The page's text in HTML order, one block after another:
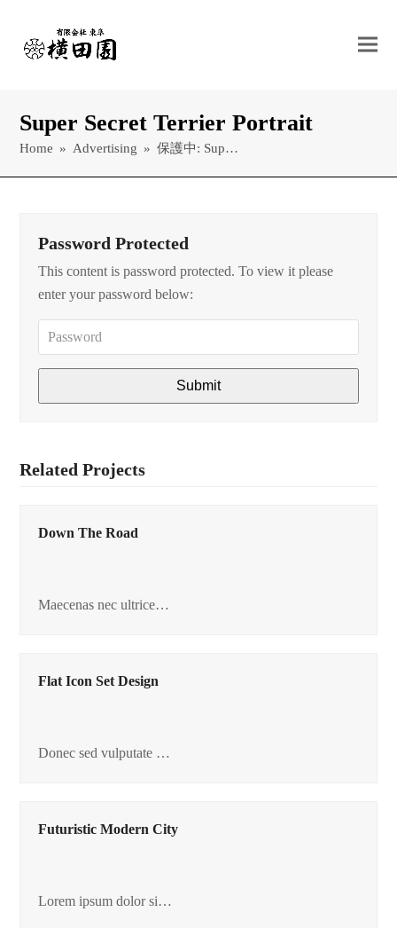
Super Secret Terrier Portrait
Home » Advertising » 保護中: Sup…
Password Protected
This content is password protected. To view it please
enter your password below:
Related Projects
Down The Road
Maecenas nec ultrice…
Flat Icon Set Design
Donec sed vulputate …
Futuristic Modern City
Lorem ipsum dolor si…